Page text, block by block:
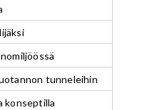
tunneleihin
konseptilla